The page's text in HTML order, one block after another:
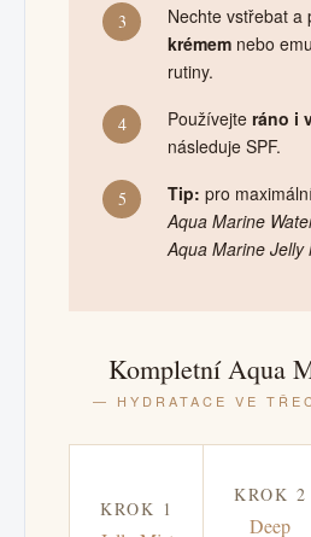
3
Nechte vstřebat a
krémem nebo
rutiny.
4 Používejte ráno i
následuje SPF.
5 Tip: pro
Aqua Marine
Aqua Marine Jelly
Kompletní Aqua
— HYDRATACE VE
KROK 1
KROK 2
Deep